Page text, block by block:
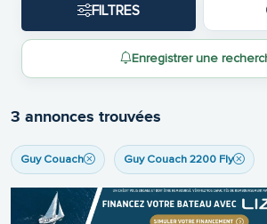
FILTRES
Enregistrer une
3 annonces trouvées
Guy Couach Guy Couach 2200 Fly